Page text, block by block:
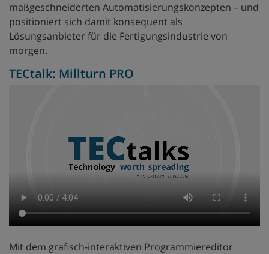
maßgeschneiderten Automatisierungskonzepten – und
positioniert sich damit konsequent als
Lösungsanbieter für die Fertigungsindustrie von
morgen.
TECtalk: Millturn PRO
Mit dem grafisch-interaktiven Programmiereditor